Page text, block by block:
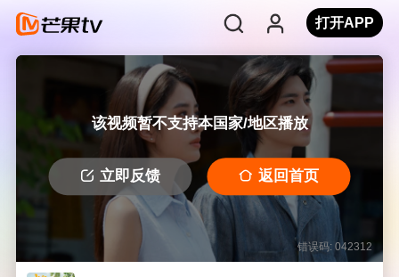
打开APP
该视频暂不支持本国家/地区播放
立即反馈 返回首页
错误码: 042312